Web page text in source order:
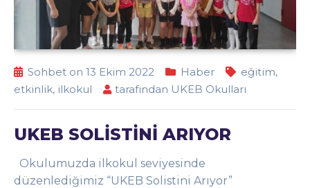
Sohbet on 13 Ekim 2022 Haber eğitim,
etkinlik, ilkokul tarafından UKEB Okulları
UKEB SOLİSTİNİ ARIYOR
Okulumuzda ilkokul seviyesinde
düzenlediğimiz “UKEB Solistini Arıyor”